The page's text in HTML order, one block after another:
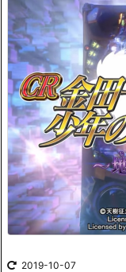
2019-10-07